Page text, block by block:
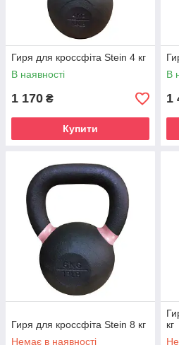
Гиря для кроссфіта Stein 4 кг
В наявності
1 170 ₴
Купити
В
1
Гиря для кроссфіта Stein 8 кг
Немає в наявності
кг